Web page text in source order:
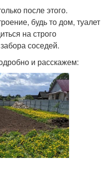
после этого.
будь то дом, туалет
на строго
соседей.
и расскажем: